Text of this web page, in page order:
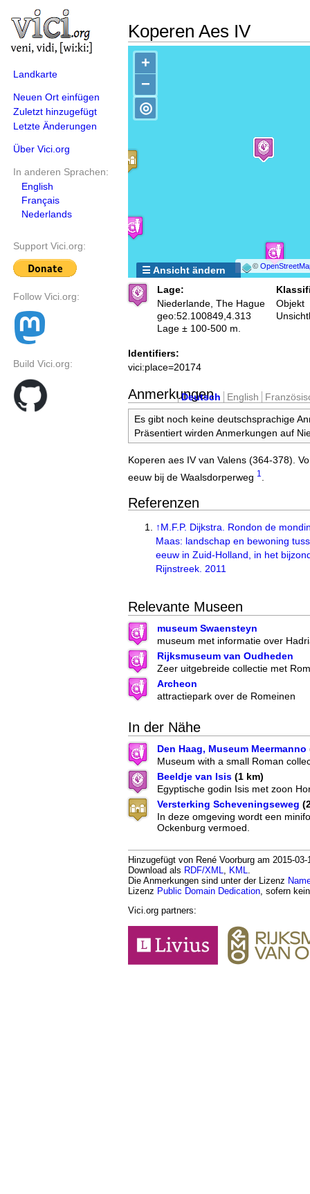
Landkarte
Neuen Ort einfügen
Zuletzt hinzugefügt
Letzte Änderungen
Über Vici.org
In anderen Sprachen:
English
Français
Nederlands
Support Vici.org:
Follow Vici.org:
Build Vici.org:
Koperen Aes IV
+
−
©
◎
☰ Ansicht ändern
Lage:
Niederlande, The Hague
geo:52.100849,4.313
Lage ± 100-500 m.
Objekt
Identifiers:
vici:place=20174
Anmerkungen
Deutsch English
Es gibt noch keine deutschsprachige
Präsentiert wirden Anmerkungen auf
Koperen aes IV van Valens (364-378).
eeuw bij de Waalsdorperweg 1
Referenzen
↑M.F.P. Dijkstra. Rondon de
Maas: landschap en bewoning
eeuw in Zuid-Holland, in het
Rijnstreek. 2011
Relevante Museen
museum Swaensteyn
museum met informatie over
Rijksmuseum van Oudheden
Zeer uitgebreide collectie met
Archeon
attractiepark over de Romeinen
In der Nähe
Den Haag, Museum Meermanno
Museum with a small Roman
Beeldje van Isis (1 km)
Egyptische godin Isis met zoon
Versterking Scheveningseweg
In deze omgeving wordt een
Ockenburg vermoed.
Hinzugefügt von René Voorburg am 2015-
Download als RDF/XML, KML.
Die Anmerkungen sind unter der Lizenz
Lizenz Public Domain Dedication, sofern
Vici.org partners: